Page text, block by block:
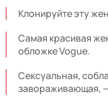
Клонируйте эту
Самая красивая
обложке Vogue.
Сексуальная,
завораживающая,